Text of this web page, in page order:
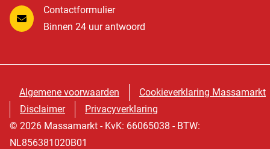
Contactformulier
Binnen 24 uur antwoord
Algemene voorwaarden
Cookieverklaring Massamarkt
Disclaimer
Privacyverklaring
© 2026 Massamarkt - KvK: 66065038 - BTW:
NL856381020B01